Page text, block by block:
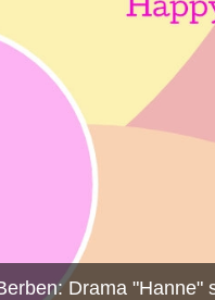
Drama "Hanne"